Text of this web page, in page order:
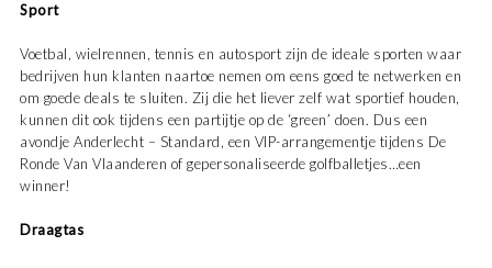
Sport
Voetbal, wielrennen, tennis en autosport zijn de ideale sporten waar
bedrijven hun klanten naartoe nemen om eens goed te netwerken en
om goede deals te sluiten. Zij die het liever zelf wat sportief houden,
kunnen dit ook tijdens een partijtje op de ‘green’ doen. Dus een
avondje Anderlecht – Standard, een VIP-arrangementje tijdens De
Ronde Van Vlaanderen of gepersonaliseerde golfballetjes…een
winner!
Draagtas